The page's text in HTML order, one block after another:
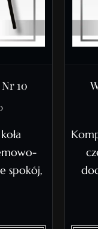
10
spokój,